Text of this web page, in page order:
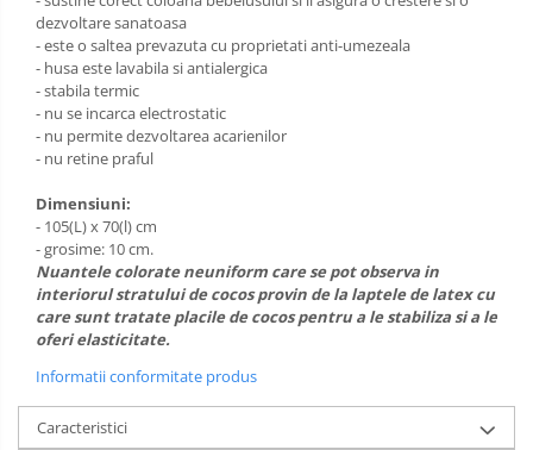
Marsupii
Premergatoare
Skateboard
Scaune de biciclete copii
Baie
Lenjerie mamici
Olite
Seturi de hranire
Trambuline
Centre de joaca exterior
Patine de gheata
Patine gheata reglabile
Electronice
diverse
dezvoltare sanatoasa
- este o saltea prevazuta cu proprietati anti-umezeala
- husa este lavabila si antialergica
- stabila termic
- nu se incarca electrostatic
- nu permite dezvoltarea acarienilor
- nu retine praful
Dimensiuni:
- 105(L) x 70(l) cm
- grosime: 10 cm.
Nuantele colorate neuniform care se pot observa in
interiorul stratului de cocos provin de la laptele de latex cu
care sunt tratate placile de cocos pentru a le stabiliza si a le
oferi elasticitate.
Informatii conformitate produs
Caracteristici